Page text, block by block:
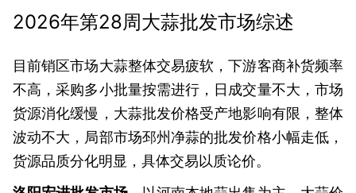
2026年第28周大蒜批发市场综述
目前销区市场大蒜整体交易疲软，下游客商补货频率
不高，采购多小批量按需进行，日成交量不大，市场
货源消化缓慢，大蒜批发价格受产地影响有限，整体
波动不大，局部市场邳州净蒜的批发价格小幅走低，
货源品质分化明显，具体交易以质论价。